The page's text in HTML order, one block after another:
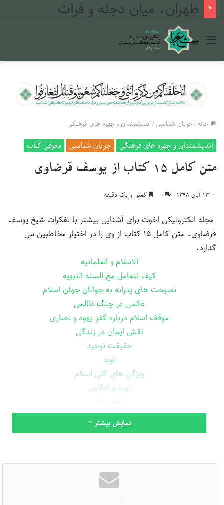
طهران، میان دجله و فرات
منو
خانه/جریان شناسی/اندیشمندان و چهره های فرهنگی
اندیشمندان و چهره های فرهنگی جریان شناسی معرفی کتاب
متن کامل ۱۵ کتاب از یوسف قرضاوی
۱۳ آبان ۱۳۹۸ ۰ کمتر از یک دقیقه
مجله الکترونیکی اخوت برای آشنایی بیشتر با تفکرات شیخ یوسف
قرضاوی، متن کامل ۱۵ کتاب از وی را در اختیار مخاطبین می
گذارد.
الاسلام و العلمانیه
کیف نتعامل مع السنه النبویه
نصیحت های پدرانه به جوانان جهان اسلام
عالمی در چنگ ظالمی
موقف اسلام درباره کفر یهود و نصاری
نقش ایمان در زندگی
حقیقت توحید
توبه
ویژگی های کلی اسلام
نیت و اخلاص
فقه پویا
وجوب التطبیق الشریعه الاسلامیه
عبادت در اسلام
نمایش بیشتر